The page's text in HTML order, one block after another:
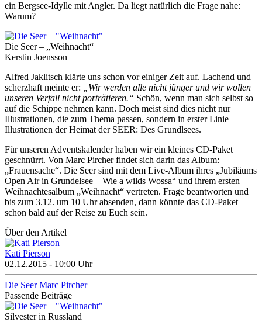
ein Bergsee-Idylle mit Angler. Da liegt natürlich die Frage nahe:
Warum?
Die Seer – „Weihnacht“
Kerstin Joensson
Alfred Jaklitsch klärte uns schon vor einiger Zeit auf. Lachend und
scherzhaft meinte er:
„Wir werden alle nicht jünger und wir wollen
unseren Verfall nicht porträtieren.“ Schön, wenn man sich selbst so
auf die Schippe nehmen kann. Doch meist sind dies nicht nur
Illustrationen, die zum Thema passen, sondern in erster Linie
Illustrationen der Heimat der SEER: Des Grundlsees.
Für unseren Adventskalender haben wir ein kleines CD-Paket
geschnürrt. Von Marc Pircher findet sich darin das Album:
„Frauensache“. Die Seer sind mit dem Live-Album ihres „Jubiläums
Open Air in Grundelsee – Wie a wilds Wossa“ und ihrem ersten
Weihnachtesalbum „Weihnacht“ vertreten. Frage beantworten und
bis zum 3.12. um 10 Uhr absenden, dann könnte das CD-Paket
schon bald auf der Reise zu Euch sein.
Über den Artikel
Kati Pierson
02.12.2015 - 10:00 Uhr
Die Seer Marc Pircher
Passende Beiträge
Silvester in Russland